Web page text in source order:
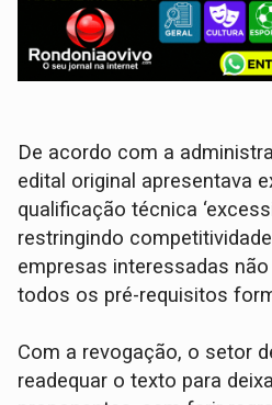
De acordo com a
edital original apresentava
qualificação técnica
restringindo
empresas interessadas
todos os pré-requisitos
Com a revogação, o setor
readequar o texto para